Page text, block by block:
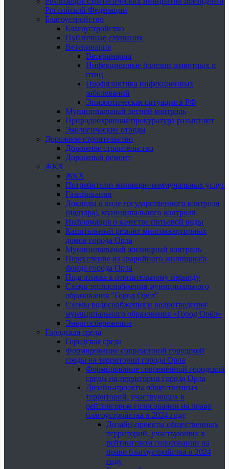
Российской Федерации
Благоустройство
Благоустройство
Публичные слушания
Ветеринария
Ветеринария
Инфекционные болезни животных и
птиц
Профилактика инфекционных
заболеваний
Эпизоотическая ситуация в РФ
Муниципальный лесной контроль
Природоохранная прокуратура разъясняет
Экологические отряды
Дорожное строительство
Дорожное строительство
Дорожный ремонт
ЖКХ
ЖКХ
Потребителю жилищно-коммунальных услуг
Газификация
Доклады о виде государственного контроля
(надзора), муниципального контроля
Информация о качестве питьевой воды
Капитальный ремонт многоквартирных
домов города Орла
Муниципальный жилищный контроль
Переселение из аварийного жилищного
фонда города Орла
Подготовка к отопительному периоду
Схема теплоснабжения муниципального
образования "Город Орёл"
Схемы водоснабжения и водоотведения
муниципального образования «Город Орёл»
Энергосбережение
Городская среда
Городская среда
Формирование современной городской
среды на территории города Орла
Формирование современной городской
среды на территории города Орла
Дизайн-проекты общественных
территорий, участвующих в
рейтинговом голосовании на право
благоустройства в 2024 году
Дизайн-проекты общественных
территорий, участвующих в
рейтинговом голосовании на
право благоустройства в 2024
году